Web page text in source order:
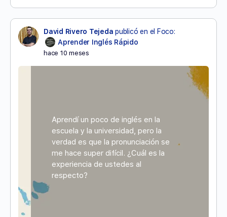
David Rivero Tejeda publicó en el Foco:
Aprender Inglés Rápido
hace 10 meses
Aprendí un poco de inglés en la
escuela y la universidad, pero la
verdad es que la pronunciación se
me hace super difícil. ¿Cuál es la
experiencia de ustedes al
respecto?